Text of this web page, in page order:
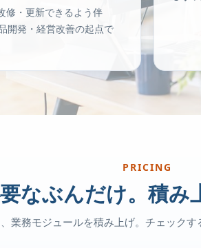
修・更新できるよう伴
開発・経営改善の起点で
PRICING
なぶんだけ。積み
業務モジュールを積み上げ。チェックす